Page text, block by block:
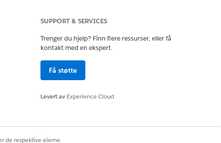
SUPPORT & SERVICES
Trenger du hjelp? Finn flere ressurser, eller få
kontakt med en ekspert.
Få støtte
Levert av Experience Cloud
de respektive eierne.